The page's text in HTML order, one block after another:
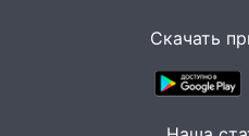
Прогноз
Ульяновской области
Скачать